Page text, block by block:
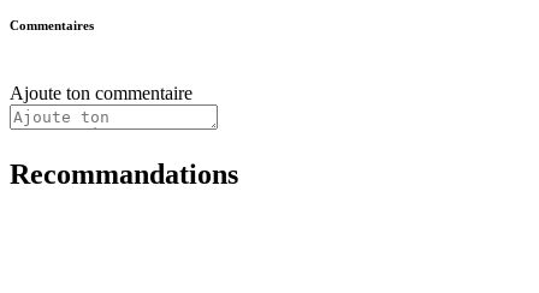
Commentaires
Ajoute ton commentaire
Recommandations